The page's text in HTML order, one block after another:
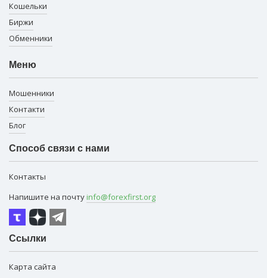
Кошельки
Биржи
Обменники
Меню
Мошенники
Контакти
Блог
Способ связи с нами
Контакты
Напишите на почту info@forexfirst.org
Ссылки
Карта сайта